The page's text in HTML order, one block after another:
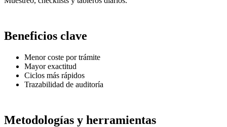
Beneficios clave
Menor coste por trámite
Mayor exactitud
Ciclos más rápidos
Trazabilidad de auditoría
Metodologías y herramientas